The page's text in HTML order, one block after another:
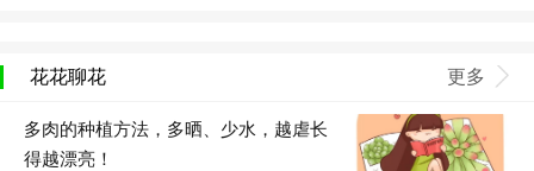
花花聊花 更多
多肉的种植方法，多晒、少水，越虐长
得越漂亮！